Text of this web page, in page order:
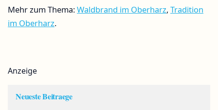
Mehr zum Thema:Waldbrand im Oberharz, Tradition
im Oberharz.
Anzeige
Neueste Beitraege